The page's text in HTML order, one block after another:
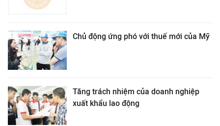
Chủ động ứng phó với thuế mới của Mỹ
Tăng trách nhiệm của doanh nghiệp
xuất khẩu lao động